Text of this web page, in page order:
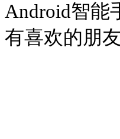
Android智能
有喜欢的朋